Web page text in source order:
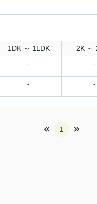
1DK ～ 1LDK 2K ～
- -
- -
1